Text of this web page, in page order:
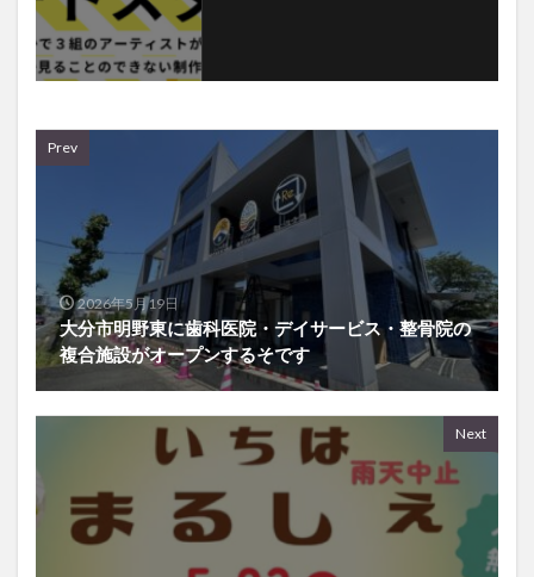
Prev
2026年5月19日
大分市明野東に歯科医院・デイサービス・整骨院の
複合施設がオープンするそです
Next